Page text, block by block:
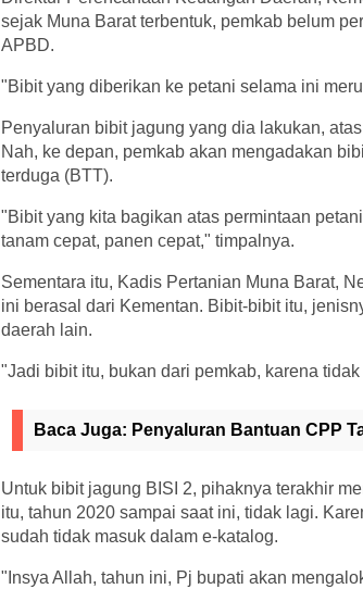
sejak Muna Barat terbentuk, pemkab belum
APBD.
"Bibit yang diberikan ke petani selama ini
Penyaluran bibit jagung yang dia lakukan,
Nah, ke depan, pemkab akan mengadakan
terduga (BTT).
"Bibit yang kita bagikan atas permintaan
tanam cepat, panen cepat," timpalnya.
Sementara itu, Kadis Pertanian Muna Barat,
ini berasal dari Kementan. Bibit-bibit itu,
daerah lain.
"Jadi bibit itu, bukan dari pemkab, karena
Baca Juga: Penyaluran Bantuan CPP
Untuk bibit jagung BISI 2, pihaknya terakhir
itu, tahun 2020 sampai saat ini, tidak lagi.
sudah tidak masuk dalam e-katalog.
"Insya Allah, tahun ini, Pj bupati akan